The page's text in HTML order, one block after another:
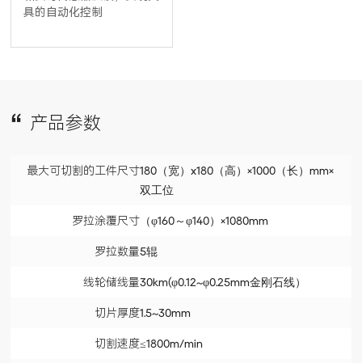
具的自动化控制
产品参数
最大可切割的工件尺寸180（宽）x180（高）×1000（长）mm×
双工位
罗拉涂覆尺寸 （φ160～φ140）×1080mm
罗拉数量5辊
线轮储线量30km(φ0.12~φ0.25mm金刚石线）
切片厚度1.5~30mm
切割速度≤1800m/min